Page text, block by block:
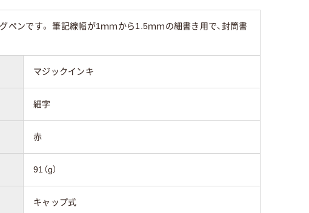
8g
グペンです。 筆記線幅が1ｍｍから1.5ｍｍの細書き用で、封筒書
マジックインキ
細字
赤
91（g）
キャップ式